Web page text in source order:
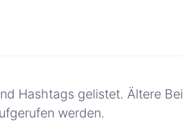
Hashtags gelistet. Ältere
werden.